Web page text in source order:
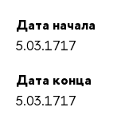
Дата начала
5.03.1717
Дата конца
5.03.1717